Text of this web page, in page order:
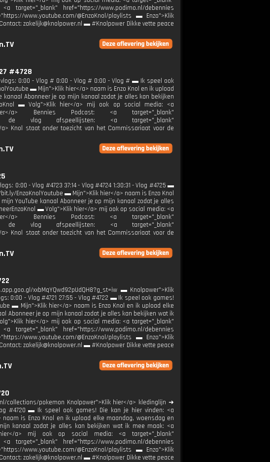
target="_blank" href="https://www.podimo.nl/debennies
www.youtube.com/@EnzoKnol/playlists ▬ Enzo">Klik
zakelijk@knolpower.nl ▬ #Knolpower Dikke vette peace
#4728
0:00 - Vlog # 0:00 - Vlog # 0:00 - Vlog # ▬ Ik speel ook
▬ Mijn">Klik hier</a> naam is Enzo Knol en ik upload
Abonneer je op mijn kanaal zodat je alles kan bekijken
▬ Volg">Klik hier</a> mij ook op social media: <a
hier</a> Bennies Podcast: <a target="_blank"
a> de vlog afspeellijsten: <a target="_blank"
Knol staat onder toezicht van het Commissariaat voor de
0:00 - Vlog #4723 37:14 - Vlog #4724 1:30:31 - Vlog #4725 ▬
EnzoKnolYoutube ▬ Mijn">Klik hier</a> naam is Enzo Knol
YouTube kanaal Abonneer je op mijn kanaal zodat je alles
▬ Volg">Klik hier</a> mij ook op social media: <a
hier</a> Bennies Podcast: <a target="_blank"
a> de vlog afspeellijsten: <a target="_blank"
Knol staat onder toezicht van het Commissariaat voor de
xxbMqYQwd92pUdQH8?g_st=iw ▬ Knolpower">Klik
0:00 - Vlog #4721 27:55 - Vlog #4722 ▬ Ik speel ook games!
▬ Mijn">Klik hier</a> naam is Enzo Knol en ik upload elke
Abonneer je op mijn kanaal zodat je alles kan bekijken wat ik
hier</a> mij ook op social media: <a target="_blank"
target="_blank" href="https://www.podimo.nl/debennies
www.youtube.com/@EnzoKnol/playlists ▬ Enzo">Klik
zakelijk@knolpower.nl ▬ #Knolpower Dikke vette peace
collections/pokemon Knolpower">Klik hier</a> kledinglijn ➜
#4720 ▬ Ik speel ook games! Die kan je hier vinden: <a
is Enzo Knol en ik upload elke maandag, woensdag en
kanaal zodat je alles kan bekijken wat ik mee maak: <a
hier</a> mij ook op social media: <a target="_blank"
target="_blank" href="https://www.podimo.nl/debennies
www.youtube.com/@EnzoKnol/playlists ▬ Enzo">Klik
zakelijk@knolpower.nl ▬ #Knolpower Dikke vette peace